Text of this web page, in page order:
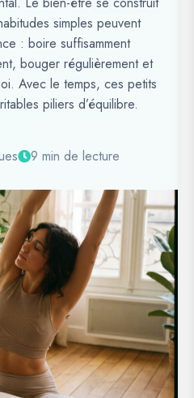
simples peuvent
: boire suffisamment
bouger régulièrement et
Avec le temps, ces petits
piliers d’équilibre.
9 min de lecture